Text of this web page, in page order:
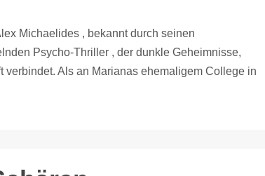
Michaelides , bekannt durch seinen
Psycho-Thriller , der dunkle Geheimnisse,
Als an Marianas ehemaligem College in